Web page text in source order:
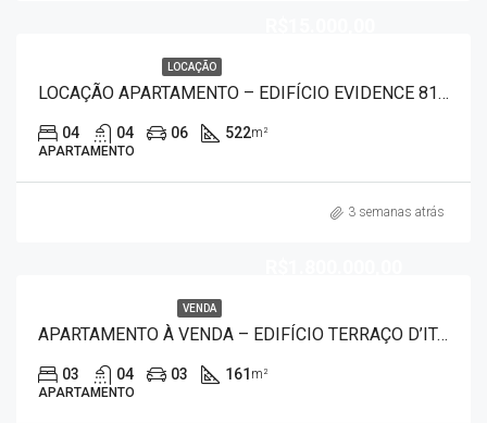
LOCAÇÃO
LOCAÇÃO APARTAMENTO – EDIFÍCIO EVIDENCE 8128
04 04 06 522m²
APARTAMENTO
3 semanas atrás
VENDA
APARTAMENTO À VENDA – EDIFÍCIO TERRAÇO D’ITÁLIA 3955
03 04 03 161 m²
APARTAMENTO